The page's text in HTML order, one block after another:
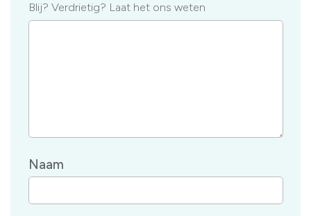
Blij? Verdrietig? Laat het ons weten
Naam